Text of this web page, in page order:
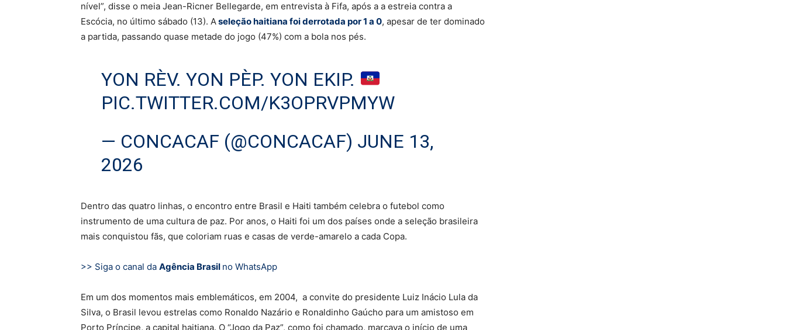
nível”, disse o meia Jean-Ricner Bellegarde, em entrevista à Fifa, após a a estreia contra a
Escócia, no último sábado (13). Aseleção haitiana foi derrotada por 1 a 0, apesar de ter dominado
a partida, passando quase metade do jogo (47%) com a bola nos pés.
YON RÈV. YON PÈP. YON EKIP.
PIC.TWITTER.COM/K3OPRVPMYW
— CONCACAF (@CONCACAF) JUNE 13,
2026
Dentro das quatro linhas, o encontro entre Brasil e Haiti também celebra o futebol como
instrumento de uma cultura de paz. Por anos, o Haiti foi um dos países onde a seleção brasileira
mais conquistou fãs, que coloriam ruas e casas de verde-amarelo a cada Copa.
>> Siga o canal da Agência Brasil no WhatsApp
Em um dos momentos mais emblemáticos, em 2004, a convite do presidente Luiz Inácio Lula da
Silva, o Brasil levou estrelas como Ronaldo Nazário e Ronaldinho Gaúcho para um amistoso em
Porto Príncipe, a capital haitiana. O “Jogo da Paz”, como foi chamado, marcava o início de uma